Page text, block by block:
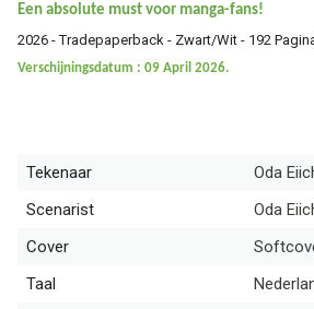
Een absolute must voor manga-fans!
2026 - Tradepaperback - Zwart/Wit - 192
Verschijningsdatum : 09 April 2026.
Tekenaar
Oda
Scenarist
Oda
Cover
Taal